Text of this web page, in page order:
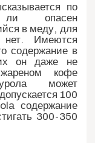
по
опасен
в меду, для
нет. Имеются
содержание в
он даже не
кофе
может
100
содержание
300-350